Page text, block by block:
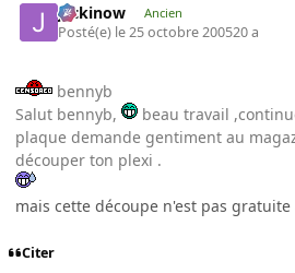
jackinow Ancien
Posté(e) le 25 octobre 200520 a
bennyb
Salut bennyb,
beau travail
plaque demande gentiment au
découper ton plexi .
mais cette découpe n'est pas
Citer